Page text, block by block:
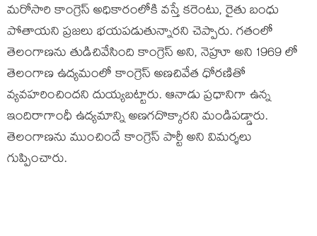
మరోసారి కాంగ్రెస్ అధికారంలోకి వస్తే కరెంటు, రైతు బంధు
పోతాయని ప్రజలు భయపడుతున్నారని చెప్పారు. గతంలో
తెలంగాణను తుడిచివేసింది కాంగ్రెస్ అని, నెహ్రూ అని 1969 లో
తెలంగాణ ఉద్యమంలో కాంగ్రెస్ అణచివేత ధోరణితో
వ్యవహరించిందని దుయ్యబట్టారు. ఆనాడు ప్రధానిగా ఉన్న
ఇందిరాగాంధీ ఉద్యమాన్ని అణగదొక్కారని మండిపడ్డారు.
తెలంగాణను ముంచిందే కాంగ్రెస్ పార్టీ అని విమర్శలు
గుప్పించారు.